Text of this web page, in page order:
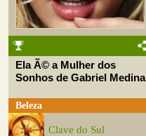
Ela Ã© a Mulher dos
Sonhos de Gabriel Medina
Beleza
Clave do Sul